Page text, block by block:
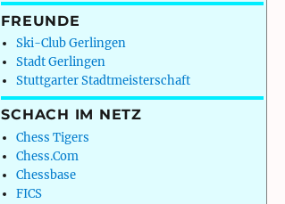
FREUNDE
Ski-Club Gerlingen
Stadt Gerlingen
Stuttgarter Stadtmeisterschaft
SCHACH IM NETZ
Chess Tigers
Chess.Com
Chessbase
FICS